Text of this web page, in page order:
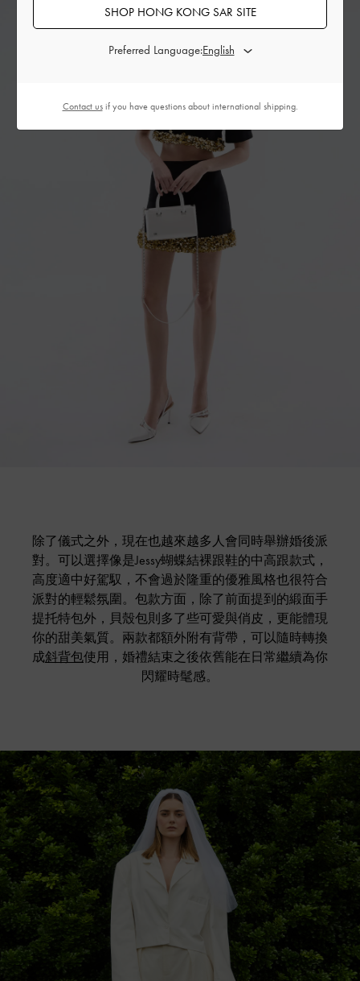
除了儀式之外，現在也越來越多人會同時舉辦婚後派
對。可以選擇像是Jessy蝴蝶結裸跟鞋的中高跟款式，
高度適中好駕馭，不會過於隆重的優雅風格也很符合
派對的輕鬆氛圍。包款方面，除了前面提到的緞面手
提托特包外，貝殼包則多了些可愛與俏皮，更能體現
你的甜美氣質。兩款都額外附有背帶，可以隨時轉換
成斜背包使用，婚禮結束之後依舊能在日常繼續為你
閃耀時髦感。
SHOP HONG KONG SAR SITE
Preferred Language:
Contact usif you have questions about international shipping.